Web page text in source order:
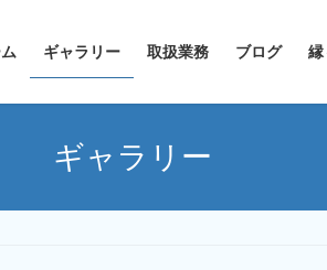
ギャラリー 取扱業務 ブログ 縁
ギャラリー